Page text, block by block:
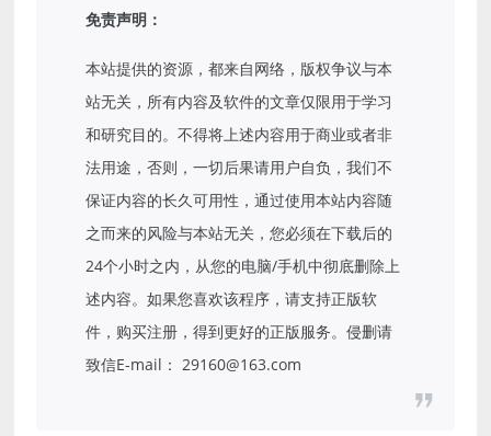
免责声明：
本站提供的资源，都来自网络，版权争议与本
站无关，所有内容及软件的文章仅限用于学习
和研究目的。不得将上述内容用于商业或者非
法用途，否则，一切后果请用户自负，我们不
保证内容的长久可用性，通过使用本站内容随
之而来的风险与本站无关，您必须在下载后的
24个小时之内，从您的电脑/手机中彻底删除上
述内容。如果您喜欢该程序，请支持正版软
件，购买注册，得到更好的正版服务。侵删请
致信E-mail： 29160@163.com